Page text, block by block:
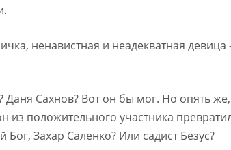
ненавистная и неадекватная
Даня Сахнов? Вот он бы мог. Но опять
из положительного участника
Захар Саленко? Или садист Безус?